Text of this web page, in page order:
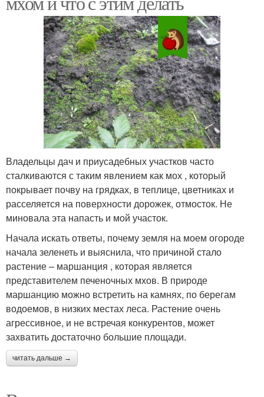
Владельцы дач и приусадебных участков часто
сталкиваются с таким явлением как мох , который
покрывает почву на грядках, в теплице, цветниках и
расселяется на поверхности дорожек, отмосток. Не
миновала эта напасть и мой участок.
Начала искать ответы, почему земля на моем огороде
начала зеленеть и выяснила, что причиной стало
растение – маршанция , которая является
представителем печеночных мхов. В природе
маршанцию можно встретить на камнях, по берегам
водоемов, в низких местах леса. Растение очень
агрессивное, и не встречая конкурентов, может
захватить достаточно большие площади.
читать дальше →